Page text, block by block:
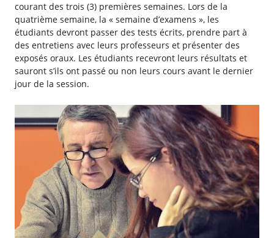
courant des trois (3) premières semaines. Lors de la
quatrième semaine, la « semaine d’examens », les
étudiants devront passer des tests écrits, prendre part à
des entretiens avec leurs professeurs et présenter des
exposés oraux. Les étudiants recevront leurs résultats et
sauront s’ils ont passé ou non leurs cours avant le dernier
jour de la session.